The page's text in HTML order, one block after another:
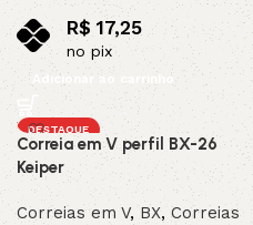
R$ 17,25
no pix
Adicionar ao carrinho
DESTAQUE
Correia em V perfil BX-26
Keiper
Correias em V, BX, Correias